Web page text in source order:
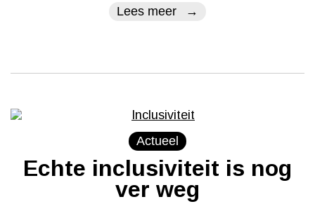
Lees meer
Actueel
Echte inclusiviteit is nog
ver weg